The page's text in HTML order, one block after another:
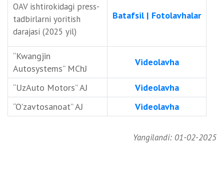
OAV ishtirokidagi press-
tadbirlarni yoritish
darajasi (2025 yil)
Batafsil | Fotolavhalar
“Kwangjin
Autosystems” MChJ
Videolavha
“UzAuto Motors” AJ
Videolavha
“O'zavtosanoat” AJ
Videolavha
Yangilandi: 01-02-2025